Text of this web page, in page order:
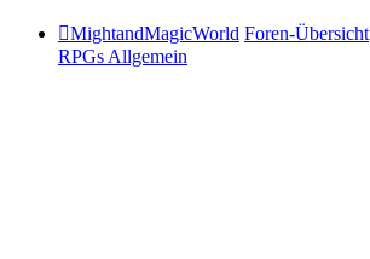
MightandMagicWorld Foren-Übersicht
RPGs Allgemein